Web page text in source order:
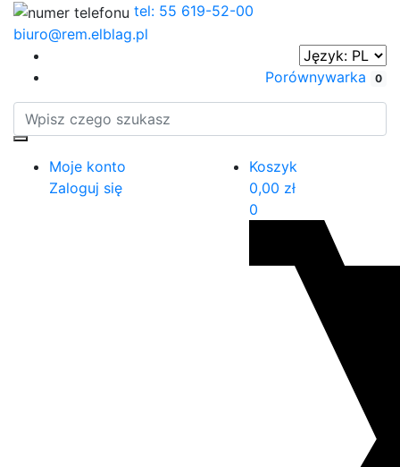
tel: 55 619-52-00
biuro@rem.elblag.pl
Porównywarka 0
Moje konto
Zaloguj się
Koszyk
0,00 zł
0